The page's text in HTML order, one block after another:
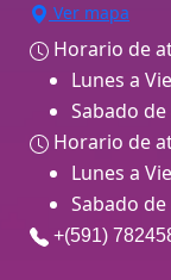
Ver mapa
Horario de
Lunes a
Sabado de
Horario de
Lunes a
Sabado de
+(591)